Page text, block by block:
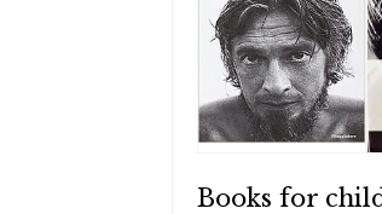
Books for